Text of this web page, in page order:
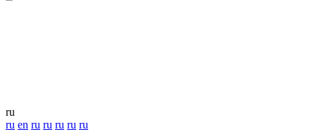
ru
ru en ru ru ru ru ru